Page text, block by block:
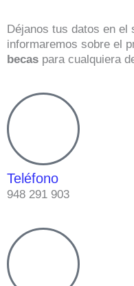
Déjanos tus datos en el
informaremos sobre el
becas para cualquiera
Teléfono
948 291 903